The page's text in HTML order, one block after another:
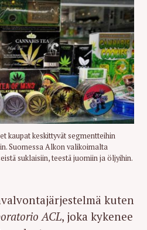
kaupat keskittyvät segmentteihin
Suomessa Alkon valikoimalta
suklaisiin, teestä juomiin ja öljyihin.
kuten
ACL, joka kykenee